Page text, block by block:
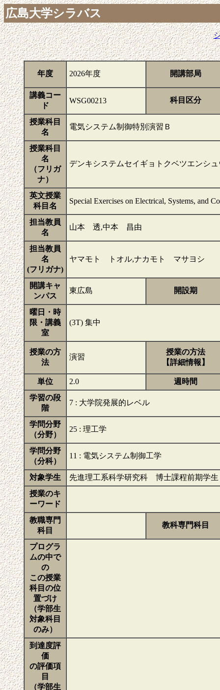
広島大学シラバス
年度 2026年度 開講部局
講義コー
ド
WSG00213 科目区分
授業科目
名
電気システム制御特別演習Ｂ
授業科目
名
（フリガ
ナ）
デンキシステムセイギョトクベツエンシ
英文授業
科目名
Special Exercises on Electrical, Systems, and
担当教員
名
山本 透,中本 昌由
担当教員
名
(フリガナ)
ヤマモト トオル,ナカモト マサヨシ
開講キャ
ンパス
東広島 開設期
曜日・時
限・講義
室
(3T) 集中
授業の方
法
演習
授業の方法
【詳細情報】
単位 2.0
週時間
学習の段
階
7 : 大学院発展的レベル
学問分野
（分野）
25 : 理工学
学問分野
（分科）
11 : 電気システム制御工学
対象学生
先進理工系科学研究科 博士課程前期学生
授業のキ
ーワード
教職専門
科目
教科専門科目
プログラ
ムの中で
の
この授業
科目の位
置づけ
（学部生
対象科目
のみ）
到達度評
価
の評価項
目
（学部生